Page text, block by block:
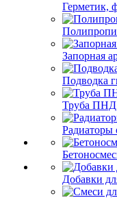
Герметик,
Запорная
Подводка
Труба ПНД
Радиаторы
Добавки